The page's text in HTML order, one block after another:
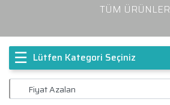
TÜM ÜRÜNLER
☰ Lütfen Kategori Seçiniz